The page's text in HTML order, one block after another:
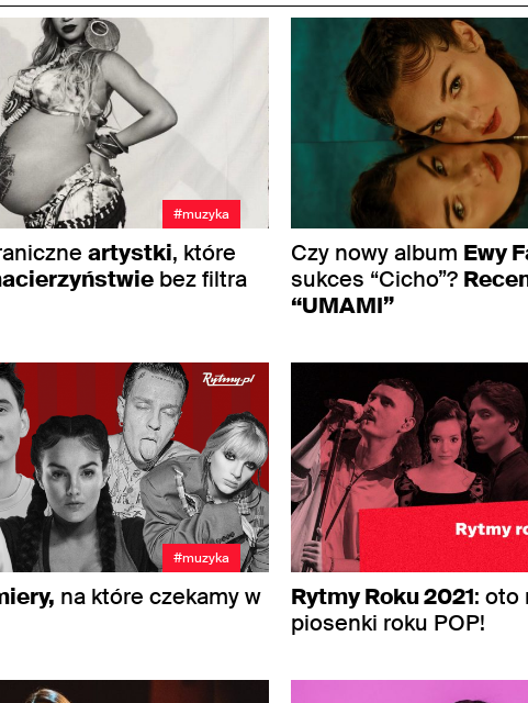
#muzyka
artystki, które
bez filtra
Czy nowy album Ewy
sukces “Cicho”?
“UMAMI”
#muzyka
na które czekamy w
Rytmy Roku 2021: oto
piosenki roku POP!